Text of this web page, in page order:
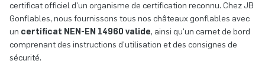
certificat officiel d'un organisme de certification reconnu. Chez JB
Gonflables, nous fournissons tous nos châteaux gonflables avec
un certificat NEN-EN 14960 valide, ainsi qu'un carnet de bord
comprenant des instructions d'utilisation et des consignes de
sécurité.